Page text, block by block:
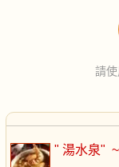
請
" 湯水泉"